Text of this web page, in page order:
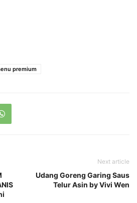
premium
Next article
Udang Goreng Garing Saus
Telur Asin by Vivi Wen